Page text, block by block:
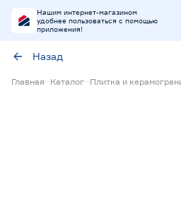
Нашим интернет-магазином
удобнее пользоваться с помощью
приложения!
Назад
Главная Каталог Плитка и